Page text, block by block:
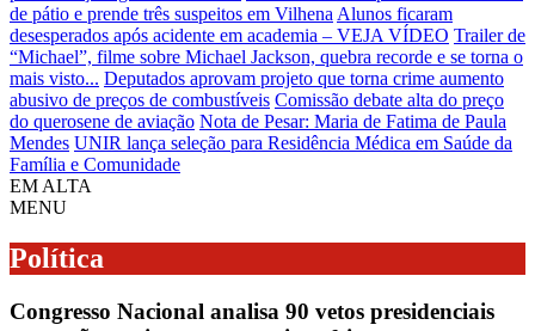
de pátio e prende três suspeitos em Vilhena Alunos ficaram
desesperados após acidente em academia – VEJA VÍDEO Trailer de
“Michael”, filme sobre Michael Jackson, quebra recorde e se torna o
mais visto... Deputados aprovam projeto que torna crime aumento
abusivo de preços de combustíveis Comissão debate alta do preço
do querosene de aviação Nota de Pesar: Maria de Fatima de Paula
Mendes UNIR lança seleção para Residência Médica em Saúde da
Família e Comunidade
EM ALTA
MENU
Política
Congresso Nacional analisa 90 vetos presidenciais